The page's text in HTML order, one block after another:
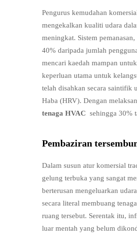
Pengurus kemudahan
mengekalkan kualiti udara
meningkat. Sistem
40% daripada jumlah
mencari kaedah mampan
keperluan utama untuk
telah disahkan secara saintifik
Haba (HRV). Dengan
tenaga HVAC sehingga 30%
Pembaziran
Dalam susun atur komersial
gelung terbuka yang sangat
berterusan mengeluarkan
secara literal membuang
ruang tersebut. Serentak itu,
luar mentah yang belum